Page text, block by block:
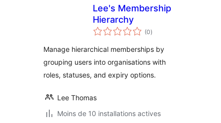
Lee's Membership
Hierarchy
(0notes
en
)
Manage hierarchical memberships by
grouping users into organisations with
roles, statuses, and expiry options.
Lee Thomas
Moins de 10 installations actives